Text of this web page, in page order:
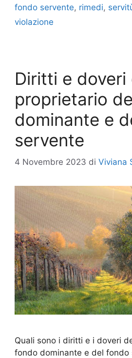
fondo servente, rimedi,
violazione
Diritti e doveri
proprietario
dominante e
servente
4 Novembre 2023 di Viviana
Quali sono i diritti e i doveri
fondo dominante e del fondo